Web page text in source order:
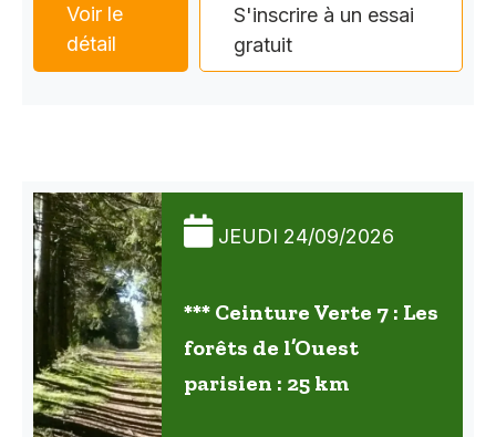
Voir le
détail
S'inscrire à un essai
gratuit
JEUDI 24/09/2026
*** Ceinture Verte 7 : Les
forêts de l’Ouest
parisien : 25 km